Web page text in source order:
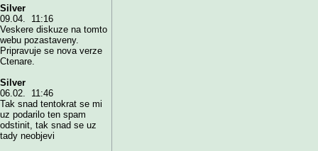
Silver
09.04. 11:16
Veskere diskuze na tomto
webu pozastaveny.
Pripravuje se nova verze
Ctenare.
Silver
06.02. 11:46
Tak snad tentokrat se mi
uz podarilo ten spam
odstinit, tak snad se uz
tady neobjevi